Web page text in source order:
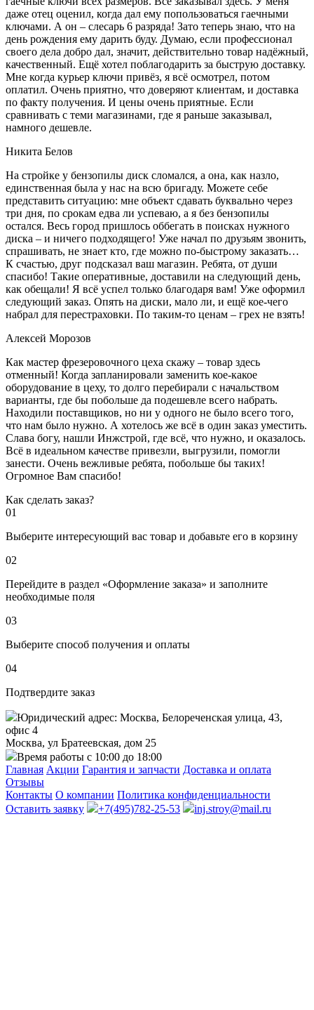
даже отец оценил, когда дал ему попользоваться гаечными
ключами. А он – слесарь 6 разряда! Зато теперь знаю, что на
день рождения ему дарить буду. Думаю, если профессионал
своего дела добро дал, значит, действительно товар надёжный,
качественный. Ещё хотел поблагодарить за быструю доставку.
Мне когда курьер ключи привёз, я всё осмотрел, потом
оплатил. Очень приятно, что доверяют клиентам, и доставка
по факту получения. И цены очень приятные. Если
сравнивать с теми магазинами, где я раньше заказывал,
намного дешевле.
Никита Белов
На стройке у бензопилы диск сломался, а она, как назло,
единственная была у нас на всю бригаду. Можете себе
представить ситуацию: мне объект сдавать буквально через
три дня, по срокам едва ли успеваю, а я без бензопилы
остался. Весь город пришлось оббегать в поисках нужного
диска – и ничего подходящего! Уже начал по друзьям звонить,
спрашивать, не знает кто, где можно по-быстрому заказать…
К счастью, друг подсказал ваш магазин. Ребята, от души
спасибо! Такие оперативные, доставили на следующий день,
как обещали! Я всё успел только благодаря вам! Уже оформил
следующий заказ. Опять на диски, мало ли, и ещё кое-чего
набрал для перестраховки. По таким-то ценам – грех не взять!
Алексей Морозов
Как мастер фрезеровочного цеха скажу – товар здесь
отменный! Когда запланировали заменить кое-какое
оборудование в цеху, то долго перебирали с начальством
варианты, где бы побольше да подешевле всего набрать.
Находили поставщиков, но ни у одного не было всего того,
что нам было нужно. А хотелось же всё в один заказ уместить.
Слава богу, нашли Инжстрой, где всё, что нужно, и оказалось.
Всё в идеальном качестве привезли, выгрузили, помогли
занести. Очень вежливые ребята, побольше бы таких!
Огромное Вам спасибо!
Как сделать заказ?
01
Выберите интересующий вас товар и добавьте его в корзину
02
Перейдите в раздел «Оформление заказа» и заполните
необходимые поля
03
Выберите способ получения и оплаты
04
Подтвердите заказ
Юридический адрес: Москва, Белореченская улица, 43,
офис 4
Москва, ул Братеевская, дом 25
Время работы с 10:00 до 18:00
Главная Акции Гарантия и запчасти Доставка и оплата
Отзывы
Контакты О компании Политика конфиденциальности
Оставить заявку
+7(495)782-25-53 inj.stroy@mail.ru